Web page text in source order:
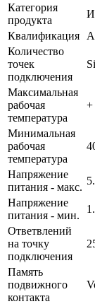
Категория
продукта
Квалификация
Количество
точек
подключения
Максимальная
рабочая
температура
+
Минимальная
рабочая
температура
Напряжение
питания - макс.
Напряжение
питания - мин.
Ответвлений
на точку
подключения
Память
подвижного
контакта